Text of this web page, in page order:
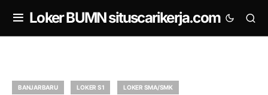
Loker BUMN situscarikerja.com
BANJARBARU LOKER S1 LOKER SMA/SMK